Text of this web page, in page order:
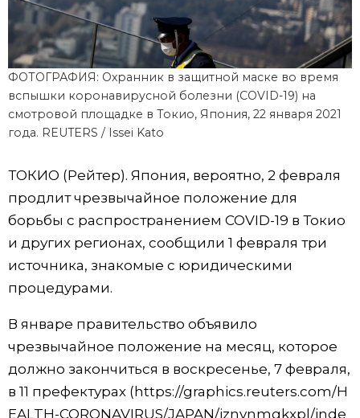
Политика
Экономика
Общество
Жизнь
Технологии
Токио
От редакции
Японский калейдоскоп
Семья
Еда и напитки
ФОТОГРАФИЯ: Охранник в защитной маске во время
вспышки коронавирусной болезни (COVID-19) на
смотровой площадке в Токио, Япония, 22 января 2021
года. REUTERS / Issei Kato
ТОКИО (Рейтер). Япония, вероятно, 2 февраля
продлит чрезвычайное положение для
борьбы с распространением COVID-19 в Токио
и других регионах, сообщили 1 февраля три
источника, знакомые с юридическими
процедурами.
В январе правительство объявило
чрезвычайное положение на месяц, которое
должно закончиться в воскресенье, 7 февраля,
в 11 префектурах (https://graphics.reuters.com/H
EALTH-CORONAVIRUS/JAPAN/jznvnmgkxpl/inde